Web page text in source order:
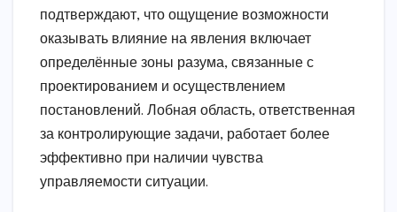
подтверждают, что ощущение возможности
оказывать влияние на явления включает
определённые зоны разума, связанные с
проектированием и осуществлением
постановлений. Лобная область, ответственная
за контролирующие задачи, работает более
эффективно при наличии чувства
управляемости ситуации.